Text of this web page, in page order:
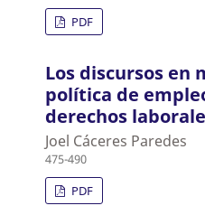
PDF
Los discursos en
política de
derechos
Joel Cáceres Paredes
475-490
PDF